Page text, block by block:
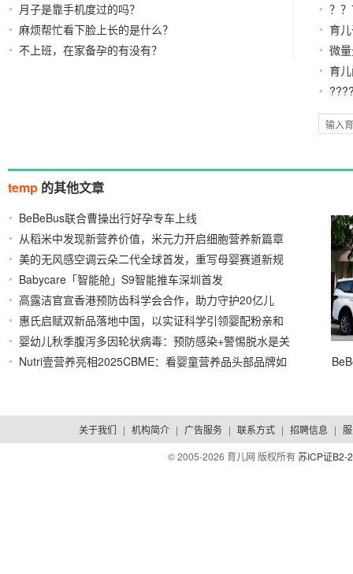
月子是靠手机度过的吗？
麻烦帮忙看下脸上长的是什么？
不上班，在家备孕的有没有？
？
育
微
育
temp 的其他文章
BeBeBus联合曹操出行好孕专车上线
从稻米中发现新营养价值，米元力开启细胞营养新篇章
2026/03/18
美的无风感空调云朵二代全球首发，重写母婴赛道新规
则
2026/03/16
Babycare「智能舱」S9智能推车深圳首发
高露洁官宣香港预防齿科学会合作，助力守护20亿儿
童
2026/03/10
惠氏启赋双新品落地中国，以实证科学引领婴配粉亲和
人体科技新纪元
2025/11/26
婴幼儿秋季腹泻多因轮状病毒：预防感染+警惕脱水是关
键
2025/10/14
Nutri壹营养亮相2025CBME：看婴童营养品头部品牌如
关于我们 | 机构简介 | 广告服务 | 联系方式 | 招聘信息 |
© 2005-2026 育儿网 版权所有苏ICP证B2-